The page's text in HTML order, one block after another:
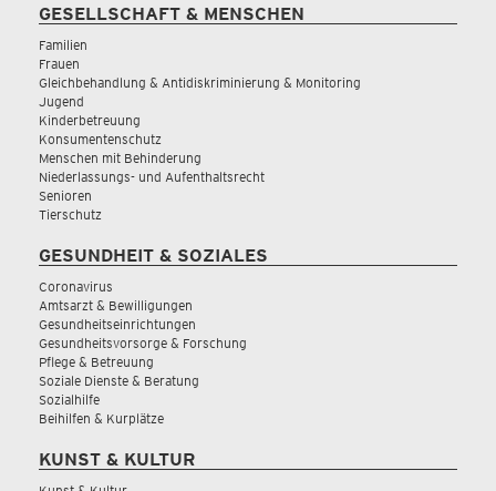
GESELLSCHAFT & MENSCHEN
Familien
Frauen
Gleichbehandlung & Antidiskriminierung & Monitoring
Jugend
Kinderbetreuung
Konsumentenschutz
Menschen mit Behinderung
Niederlassungs- und Aufenthaltsrecht
Senioren
Tierschutz
GESUNDHEIT & SOZIALES
Coronavirus
Amtsarzt & Bewilligungen
Gesundheitseinrichtungen
Gesundheitsvorsorge & Forschung
Pflege & Betreuung
Soziale Dienste & Beratung
Sozialhilfe
Beihilfen & Kurplätze
KUNST & KULTUR